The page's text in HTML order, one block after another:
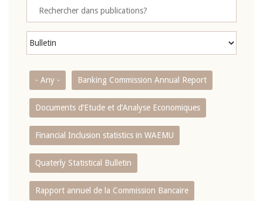
- Any - Banking Commission Annual Report
Documents d’Etude et d’Analyse Economiques
Financial Inclusion statistics in WAEMU
Quaterly Statistical Bulletin
Rapport annuel de la Commission Bancaire